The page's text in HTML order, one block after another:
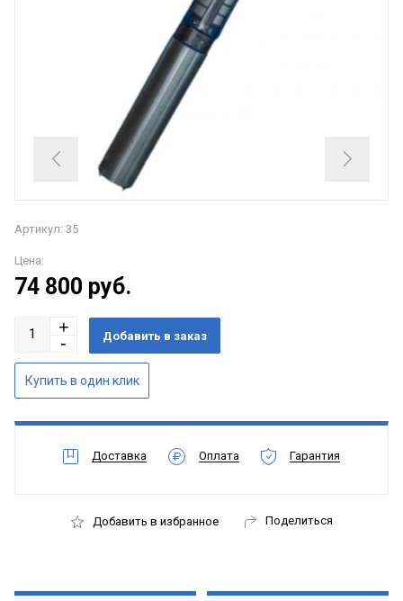
Артикул: 35
Цена:
74 800 руб.
Доставка Оплата Гарантия
Добавить в избранное Поделиться